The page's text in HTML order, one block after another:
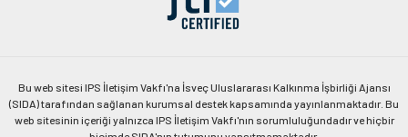
Bu web sitesi IPS İletişim Vakfı'na İsveç Uluslararası Kalkınma İşbirliği Ajansı
(SIDA) tarafından sağlanan kurumsal destek kapsamında yayınlanmaktadır. Bu
web sitesinin içeriği yalnızca IPS İletişim Vakfı'nın sorumluluğundadır ve hiçbir